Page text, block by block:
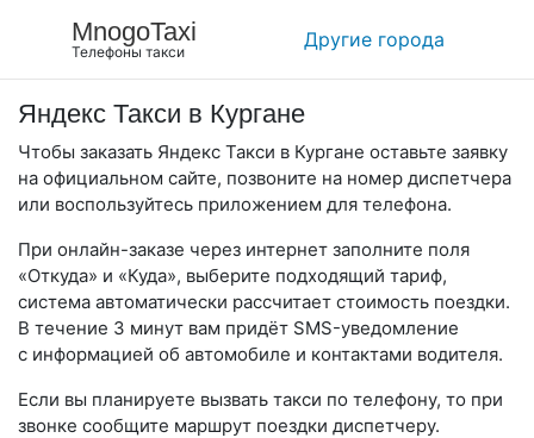
MnogoTaxi
Телефоны такси
Другие города
Яндекс Такси в Кургане
Чтобы заказать Яндекс Такси в Кургане оставьте заявку
на официальном сайте, позвоните на номер диспетчера
или воспользуйтесь приложением для телефона.
При онлайн-заказе через интернет заполните поля
«Откуда» и «Куда», выберите подходящий тариф,
система автоматически рассчитает стоимость поездки.
В течение 3 минут вам придёт SMS-уведомление
с информацией об автомобиле и контактами водителя.
Если вы планируете вызвать такси по телефону, то при
звонке сообщите маршрут поездки диспетчеру.